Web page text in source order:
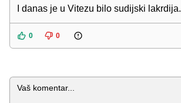
I danas je u Vitezu bilo sudijski lakrdija.
0 0
Komentar